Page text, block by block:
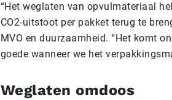
“Het weglaten van opvulmateriaal
CO2-uitstoot per pakket terug te
MVO en duurzaamheid. “Het komt
goede wanneer we het
Weglaten omdoos